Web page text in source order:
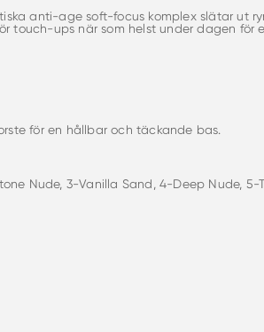
anti-age soft-focus komplex slätar ut
touch-ups när som helst under dagen för
för en hållbar och täckande bas.
Nude, 3-Vanilla Sand, 4-Deep Nude,